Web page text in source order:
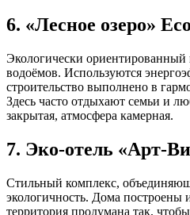
6. «Лесное озеро»
Экологически
водоёмов. Используются
строительство выполнено в
Здесь часто отдыхают семьи и
закрытая, атмосфера камерная.
7. Эко-отель «Арт-
Стильный комплекс,
экологичность. Дома построены
территория продумана так,